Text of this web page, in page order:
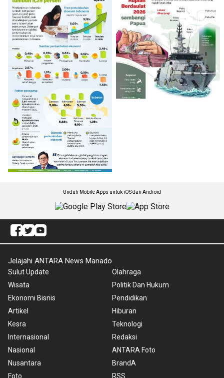
Unduh Mobile Apps untuk iOS dan Android
Jelajahi ANTARA News Manado
Sulut Update
Wisata
Ekonomi Bisnis
Artikel
Kesra
Internasional
Nasional
Nusantara
Foto
Olahraga
Politik Dan Hukum
Pendidikan
Hiburan
Teknologi
Redaksi
ANTARA Foto
BrandA
RSS